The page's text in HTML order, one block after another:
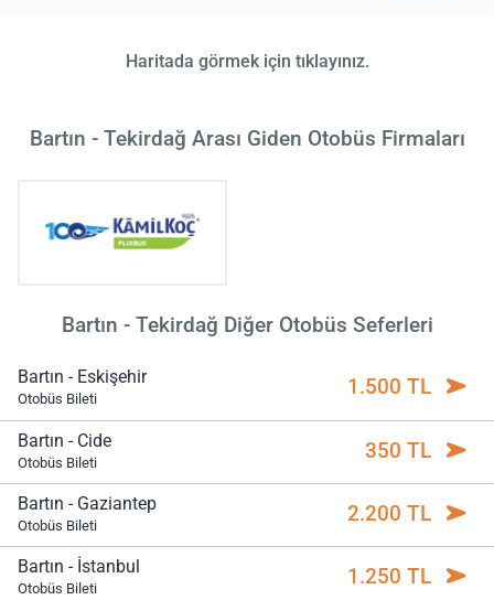
Haritada görmek için tıklayınız.
Bartın - Tekirdağ Arası Giden Otobüs Firmaları
Bartın - Tekirdağ Diğer Otobüs Seferleri
Bartın - Eskişehir
Otobüs Bileti 1.500 TL
Bartın - Cide
Otobüs Bileti 350 TL
Bartın - Gaziantep
Otobüs Bileti 2.200 TL
Bartın - İstanbul
Otobüs Bileti 1.250 TL